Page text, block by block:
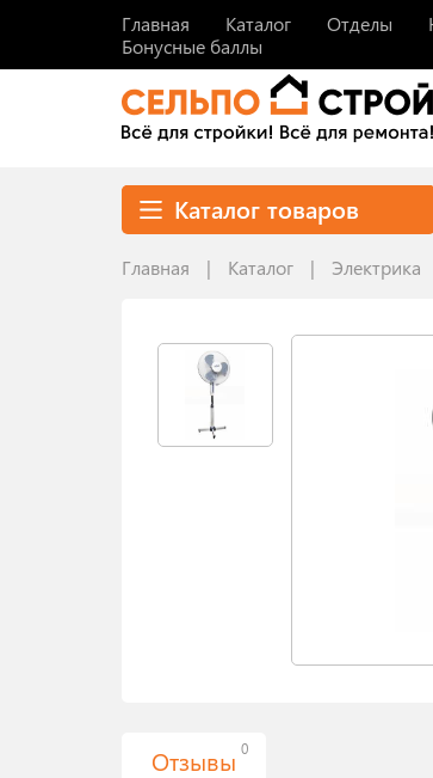
Главная Каталог Отделы
Бонусные баллы
Каталог товаров
Главная Каталог Электрика
Отзывы 0